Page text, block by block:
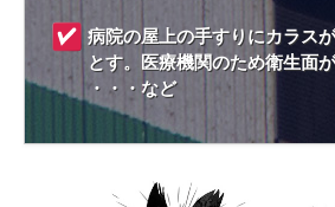
病院の屋上の手すりにカラス
とす。医療機関のため衛生面
・・・など